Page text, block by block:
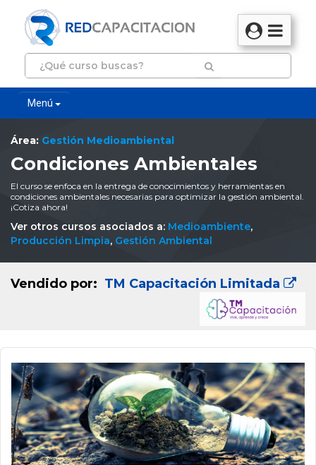
Menú
Área: Gestión Medioambiental
Condiciones Ambientales
El curso se enfoca en la entrega de conocimientos y herramientas en
condiciones ambientales necesarias para optimizar la gestión ambiental.
¡Cotiza ahora!
Ver otros cursos asociados a: Medioambiente,
Producción Limpia, Gestión Ambiental
Vendido por: TM Capacitación Limitada